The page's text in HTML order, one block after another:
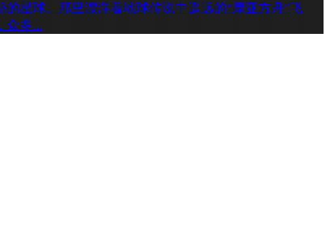
星球。那里漂浮着地球传说中遥远的“摩亚方舟”飞
众多...